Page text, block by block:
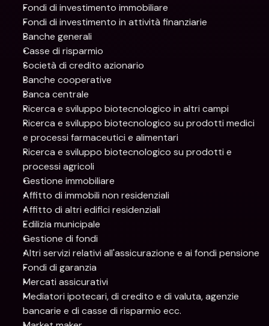
Fondi di investimento immobiliare
Fondi di investimento in attività finanziarie
Banche generali
Casse di risparmio
Società di credito azionario
Banche cooperative
Banca centrale
Ricerca e sviluppo biotecnologico in altri campi
Ricerca e sviluppo biotecnologico su prodotti medici
e processi farmaceutici e alimentari
Ricerca e sviluppo biotecnologico su prodotti e
processi agricoli
Gestione immobiliare
Affitto di immobili non residenziali
Affitto di altri edifici residenziali
Edilizia municipale
Gestione di fondi
Altri servizi relativi all'assicurazione e ai fondi pensione
Fondi di garanzia
Mercati assicurativi
Mediatori ipotecari, di credito e di valuta, agenzie
bancarie e di casse di risparmio ecc.